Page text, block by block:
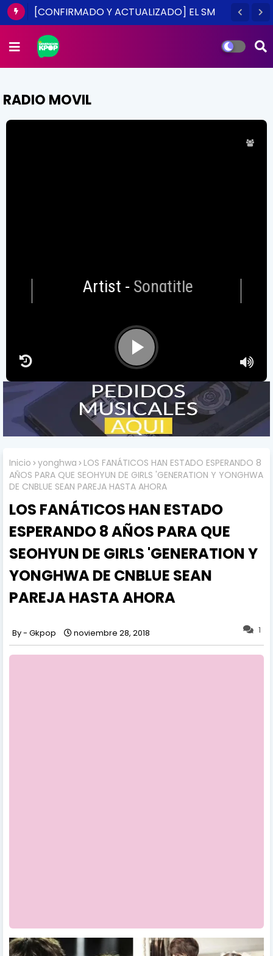
[CONFIRMADO Y ACTUALIZADO] EL SM
2014
RADIO MOVIL
Artist-Songtitle
Inicio yonghwa
LOS FANÁTICOS HAN ESTADO ESPERANDO 8
AÑOS PARA QUE SEOHYUN DE GIRLS 'GENERATION Y YONGHWA
DE CNBLUE SEAN PAREJA HASTA AHORA
LOS FANÁTICOS HAN ESTADO
ESPERANDO 8 AÑOS PARA QUE
SEOHYUN DE GIRLS 'GENERATION Y
YONGHWA DE CNBLUE SEAN
PAREJA HASTA AHORA
1
Gkpop noviembre 28, 2018